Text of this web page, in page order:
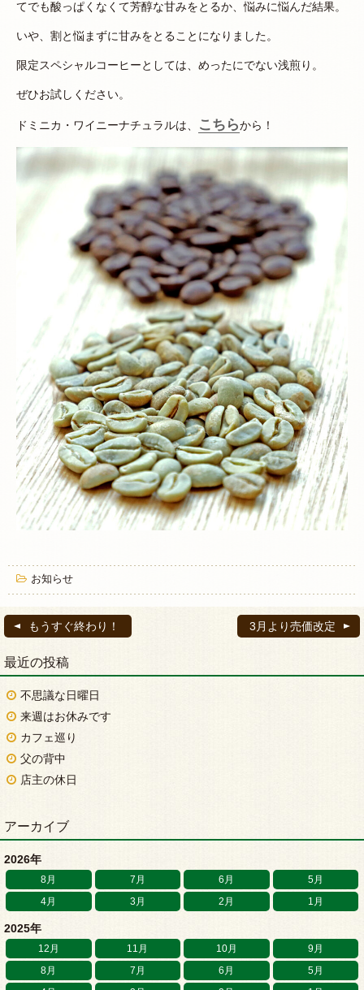
てでも酸っぱくなくて芳醇な甘みをとるか、悩みに悩んだ結果。
いや、割と悩まずに甘みをとることになりました。
限定スペシャルコーヒーとしては、めったにでない浅煎り。
ぜひお試しください。
ドミニカ・ワイニーナチュラルは、 こちらから！
お知らせ
もうすぐ終わり！ 3月より売価改定
最近の投稿
不思議な日曜日
来週はお休みです
カフェ巡り
父の背中
店主の休日
アーカイブ
2026年
8月 7月 6月
5月
4月
3月 2月 1月
2025年
12月 11月 10月
9月
8月
7月 6月
5月